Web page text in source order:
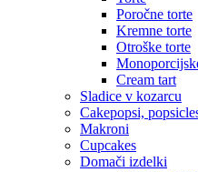
Poročne torte
Kremne torte
Otroške torte
Cream tart
Sladice v kozarcu
Cakepopsi,
Makroni
Cupcakes
Domači izdelki